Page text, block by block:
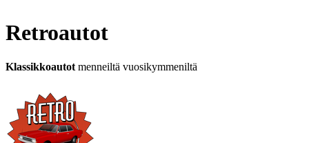
Retroautot
Klassikkoautot menneiltä vuosikymmeniltä